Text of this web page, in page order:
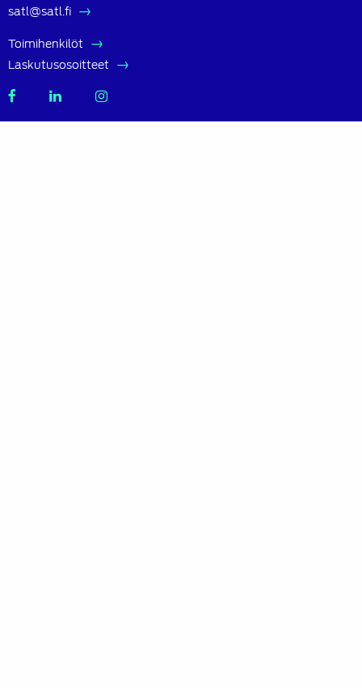
satl@satl.fi
Toimihenkilöt
Laskutusosoitteet
SATL
Facebook
SATL
LinkedInInstagram